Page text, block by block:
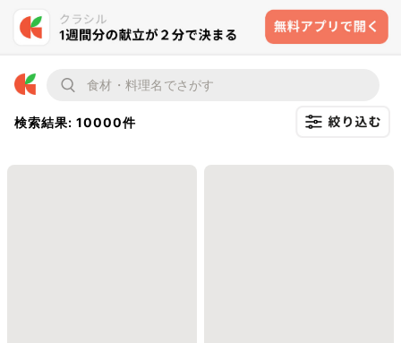
検索結果: 10000件